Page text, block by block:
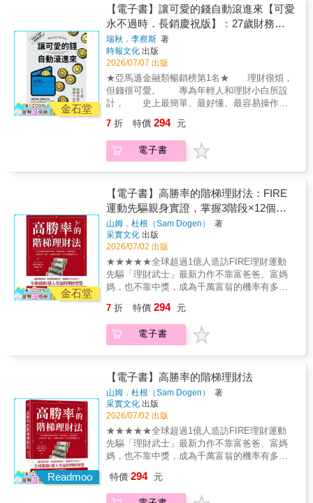
點與賣點在何處； 絕對高手祕笈：散戶必
知！告訴你筆者的絕對祕笈。看看高手對於投
資的想法，還有實戰交易的重點是什麼！本書
特色◆本書分成兩部分：技術分析的理論與邏
輯說明，以及各種技術分析方法的圖解與重點
提示，理論與實作兼具；◆關於投資的理論跟
觀念，除了文字詳述之外，透過技術分析圖表
的圖解與列點說明，能快速掌握交易操作的箇
中玄機；◆圖解內容豐富，詳解閱讀K線圖的重
點與疏忽點，按圖索驥便可掌握買賣點時機；
術分析，但仍無法掌握實戰要訣的投資者、在
股市總是失利想提升勝率的投資者、想了解更
多「買賣時機獲利方式」的投資者。
點，原本是被迫用最低限度的方式生活，
Takeru卻意外地在過上極簡生活後，發現「極
簡」的心態和做法，不只讓居住空間變得簡單
清爽，也讓他對於金錢的看法有所改觀。
Takeru開始推廣以極簡為原則的全方位生活方
式，除了整理收納物品的基本心法，更進一步
透過簡單生活的心態、來重整家庭財務計畫：
從判斷必要或多餘的物品開始，檢視支出中可
財生活後，Takeru不只成功脫貧，更藉由推廣
始整理收納後，錢錢就這樣跑來家裡了！ ▍一
邊清理生活空間，一邊重新檢視財務計畫的3步
驟。〈1〉察覺改變>>【節流】從整理中發現許
多沒在用和很少用的物品，檢視過去沒有計畫
的購物行為和心態，提升對消費（特別是浪
費）的敏感度。〈2〉精準取捨>>【儲蓄】明確
知道自己的想要和需要，減少臨時起意的無謂
花費。當支出有效減少後，儲蓄率自然能漸漸
提高。〈3〉製造餘裕>>【投資】當物品減少、
需要整理的時間也減少，省下許多心力，就能
專注在規劃未來、建立有安全感的理財計畫
上。◎開始練習結合「極簡」的生活原則來理
財：什麼是需要、優先、真心喜歡的？‧「想要
v.s需要」：決定哪些要留、哪些要丟；哪些該
花、哪些只是一時衝動。‧「不跟風、不膨
風」：別為了面子就花錢在超過負擔的東西
無的東西 ※以上的極簡原則，重點在讓學會思
考什麼是「你真正想要的」，包含有形的物
品，以及生活的方式。 ◆立刻開始！極簡理財
家的整理X財務重點改善提案◆【整理】 ‧兩種
可以立刻清理掉的物品：一年以上沒用到／使
用頻率最低的 ‧六個家中空間和角落的清空建
議：客廳、玄關、浴廁、廚房、衣櫃、壁櫥 ‧用
板牆壁乾淨無物、收納櫃七分滿）／有住在飯
15,000美元以上的被動收入，在27歲時達到財
務自由。瑞秋以生動活潑的文字搭配圖片，帶
領你一一了解儲蓄、還債、投資、退休計畫等
理財規劃，也包含建立專屬自己的資產狀況
表。7步驟，就能讓可愛錢錢自動滾進來！◤什
麼樣的人適合這本書？◎ 完全不懂理財的「小
白」◎ 還在讀書的大學生，想要初步了解理財
原則◎ 剛進職場的社會新鮮人，領到薪水還不
知如何規劃◎ 已經工作一段時間，卻沒有認真
規劃理財的小資族◎ 有結婚或生兒育女的計
款，想改善財務狀況的人◤這本書可以教你什
麼？★從基礎開始建立預算，了解自己目前的
財務狀況和對未來的預期。★解決債務透過整
貸款的運作，以及如何獲得良好信用評分。★
投資理財弄清楚股票、債券、共同基金和指數
型基金的不同，訂出適合你的投資策略，還有
最重要的：開始為退休而儲蓄。【獨家收錄】
理財顧問瑞秋親自設計的資產狀況表，包含支
出記錄、每月預算、儲蓄桶等等，只要一步步
照著做，就能製作出專屬於你的致富計畫！◤
理財7步驟，人人都能做！▌第一步：知道現況
節。▌第二步：腦力激盪出理財目標 例如還清
等。▌第三步：讓黃金數字長大 黃金數字是你
每個月可調度的金額。施行至少五種方法，讓
你的黃金數字愈來愈多。▌第四步：填滿一號
桶 一號桶裡的現金只能用於不可預見和緊急
的用途。萬一用完了，就該盡快裝滿。▌第五
步：研判提撥到四號桶的最低額度 可以想像
是在「還債」：每個月都須繳最低應繳金額。▌
第六步：排出優先順序並達成目標 集中在報
酬率最高的事物上，一一還清債務並填滿桶子
後，就能達到財務自由的目標。▌第七步：完成
年度審視 每月更新資產負債表，每年做一次
完整審視。看到淨值成長會是你的一大動力。
金石堂
【電子書】讓可愛的錢自動滾進來【可愛
永不過時．長銷慶祝版】：27歲財務自
由的理財7步驟
瑞秋．李察斯 著
時報文化 出版
2026/07/07 出版
★亞馬遜金融類暢銷榜第1名★ 理財很煩，
但錢很可愛。 專為年輕人和理財小白所設
計， 史上最簡單、最好懂、最容易操作的
歲退休、每月被動收入超過45萬的理財顧問，
教你打造專屬自己的致富計畫！理財顧問瑞
秋．李察斯在大學畢業後就陷入近乎破產的窘
15,000美元以上的被動收入，在27歲時達到財
務自由。瑞秋以生動活潑的文字搭配圖片，帶
領你一一了解儲蓄、還債、投資、退休計畫等
理財規劃，也包含建立專屬自己的資產狀況
表。7步驟，就能讓可愛錢錢自動滾進來！◤什
麼樣的人適合這本書？◎ 完全不懂理財的「小
白」◎ 還在讀書的大學生，想要初步了解理財
原則◎ 剛進職場的社會新鮮人，領到薪水還不
知如何規劃◎ 已經工作一段時間，卻沒有認真
規劃理財的小資族◎ 有結婚或生兒育女的計
款，想改善財務狀況的人◤這本書可以教你什
麼？★從基礎開始建立預算，了解自己目前的
財務狀況和對未來的預期。★解決債務透過整
貸款的運作，以及如何獲得良好信用評分。★
投資理財弄清楚股票、債券、共同基金和指數
型基金的不同，訂出適合你的投資策略，還有
最重要的：開始為退休而儲蓄。【獨家收錄】
理財顧問瑞秋親自設計的資產狀況表，包含支
出記錄、每月預算、儲蓄桶等等，只要一步步
照著做，就能製作出專屬於你的致富計畫！◤
利用本書提供的清單，彙整自身所有財務細
節。▌第二步：腦力激盪出理財目標 例如還清
7 折 特價 294 元
電子書
金石堂
【電子書】高勝率的階梯理財法：FIRE
運動先驅親身實證，掌握3階段×12個里
程碑，28歲存第一桶金、34歲提早退
休，享受有選擇權的人生
山姆．杜根（Sam Dogen）
著
采實文化 出版
2026/07/02 出版
★★★★★全球超過1億人造訪FIRE理財運動
先驅「理財武士」最新力作不靠富爸爸、富媽
媽，也不靠中獎，成為千萬富翁的機率有多
還高，普通人成為千萬富翁的機率，超過
70%！★ 《今日美國》暢銷書★ 推動FIRE理
財運動的先驅之一，超過10年活見證★ 《富比
不靠繼承，靠自己財務自由《懂用錢，愈活愈
富有》作者山姆．杜根出身普通家庭，沒有富
爸爸、富媽媽，靠著在投資銀行拚搏13年、26
歲買下第一間房產。為了不被工作綁住，34歲
正式離開體制，只做自己喜歡的事超過10年，
被動收入依然年收六位數美元，成為FIRE理財
運動的先驅之一和活見證，他在「理財武士」
網站，無私分享自己投資理財經驗，至今超過1
億人造訪。►財務自由無法一步登天，也無法
利，也有些人想要一夕之間致富。但杜根用超
7 折 特價 294 元
電子書
Readmoo
【電子書】高勝率的階梯理財法
山姆．杜根（Sam Dogen）
著
采實文化 出版
2026/07/02 出版
★★★★★全球超過1億人造訪FIRE理財運動
先驅「理財武士」最新力作不靠富爸爸、富媽
媽，也不靠中獎，成為千萬富翁的機率有多
還高，普通人成為千萬富翁的機率，超過
70%！★ 《今日美國》暢銷書★ 推動FIRE理
特價 294 元